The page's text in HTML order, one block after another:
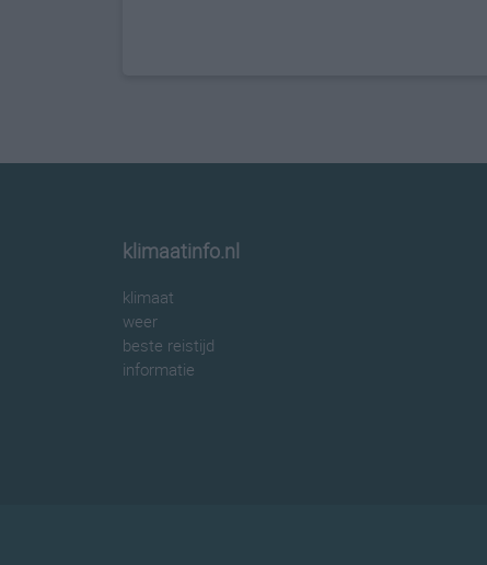
klimaatinfo.nl
klimaat
weer
beste reistijd
informatie